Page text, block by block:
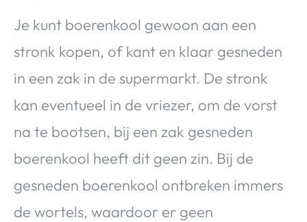
Je kunt boerenkool gewoon aan een
stronk kopen, of kant en klaar gesneden
in een zak in de supermarkt. De stronk
kan eventueel in de vriezer, om de vorst
na te bootsen, bij een zak gesneden
boerenkool heeft dit geen zin. Bij de
gesneden boerenkool ontbreken immers
de wortels, waardoor er geen